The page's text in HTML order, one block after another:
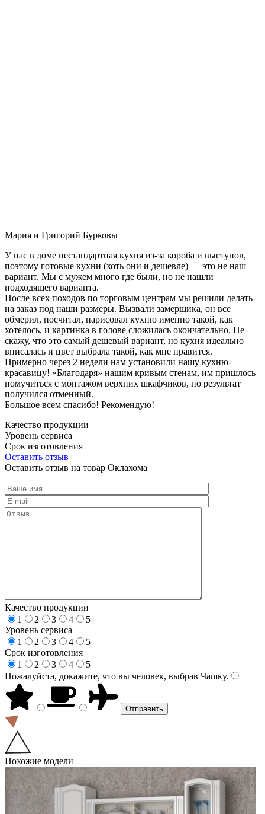
Мария и Григорий Бурковы
У нас в доме нестандартная кухня из-за короба и выступов,
поэтому готовые кухни (хоть они и дешевле) — это не наш
вариант. Мы с мужем много где были, но не нашли
подходящего варианта.
После всех походов по торговым центрам мы решили делать
на заказ под наши размеры. Вызвали замерщика, он все
обмерил, посчитал, нарисовал кухню именно такой, как
хотелось, и картинка в голове сложилась окончательно. Не
скажу, что это самый дешевый вариант, но кухня идеально
вписалась и цвет выбрала такой, как мне нравится.
Примерно через 2 недели нам установили нашу кухню-
красавицу! «Благодаря» нашим кривым стенам, им пришлось
помучиться с монтажом верхних шкафчиков, но результат
получился отменный.
Большое всем спасибо! Рекомендую!
Качество продукции
Уровень сервиса
Срок изготовления
Оставить отзыв
Оставить отзыв на товар Оклахома
Качество продукции
1
2 3 4
5
Уровень сервиса
1
2 3 4
5
Срок изготовления
1
2 3 4
5
Пожалуйста, докажите, что вы человек, выбрав Чашку.
Похожие модели